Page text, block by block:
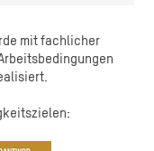
mit fachlicher